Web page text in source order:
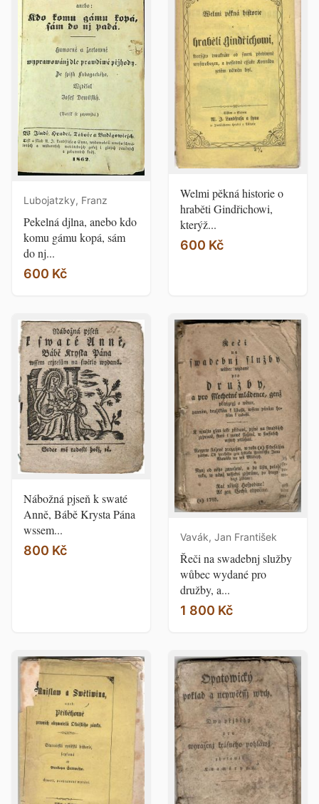
Lubojatzky, Franz
Pekelná djlna, anebo kdo
komu gámu kopá, sám
do nj...
600 Kč
Welmi pěkná historie o
hraběti Gindřichowi,
kterýž...
600 Kč
Nábožná pjseň k swaté
Anně, Bábě Krysta Pána
wssem...
800 Kč
Vavák, Jan František
Řeči na swadebnj služby
wůbec wydané pro
družby, a...
1 800 Kč